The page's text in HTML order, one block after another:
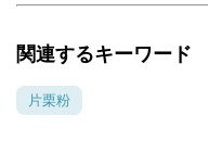
関連するキーワード
片栗粉